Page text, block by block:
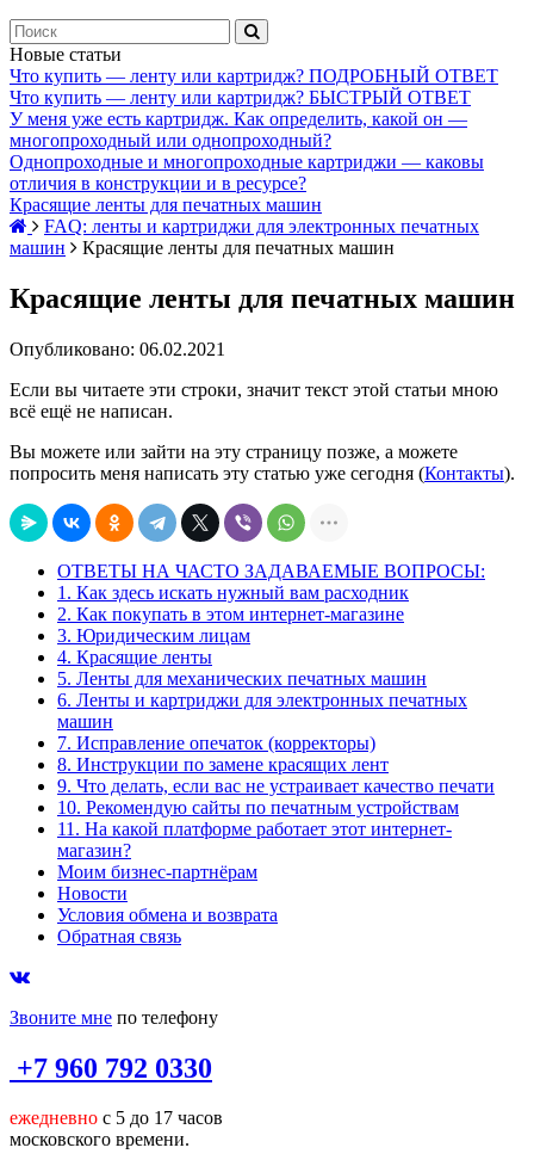
Новые статьи
Что купить — ленту или картридж? ПОДРОБНЫЙ ОТВЕТ
Что купить — ленту или картридж? БЫСТРЫЙ ОТВЕТ
У меня уже есть картридж. Как определить, какой он —
многопроходный или однопроходный?
Однопроходные и многопроходные картриджи — каковы
отличия в конструкции и в ресурсе?
Красящие ленты для печатных машин
FAQ: ленты и картриджи для электронных печатных
машин
Красящие ленты для печатных машин
Красящие ленты для печатных машин
Опубликовано: 06.02.2021
Если вы читаете эти строки, значит текст этой статьи мною
всё ещё не написан.
Вы можете или зайти на эту страницу позже, а можете
попросить меня написать эту статью уже сегодня (Контакты).
ОТВЕТЫ НА ЧАСТО ЗАДАВАЕМЫЕ ВОПРОСЫ:
1. Как здесь искать нужный вам расходник
2. Как покупать в этом интернет-магазине
3. Юридическим лицам
4. Красящие ленты
5. Ленты для механических печатных машин
6. Ленты и картриджи для электронных печатных
машин
7. Исправление опечаток (корректоры)
8. Инструкции по замене красящих лент
9. Что делать, если вас не устраивает качество печати
10. Рекомендую сайты по печатным устройствам
11. На какой платформе работает этот интернет-
магазин?
Моим бизнес-партнёрам
Новости
Условия обмена и возврата
Обратная связь
Звоните мне по телефону
+7 960 792 0330
ежедневно с 5 до 17 часов
московского времени.